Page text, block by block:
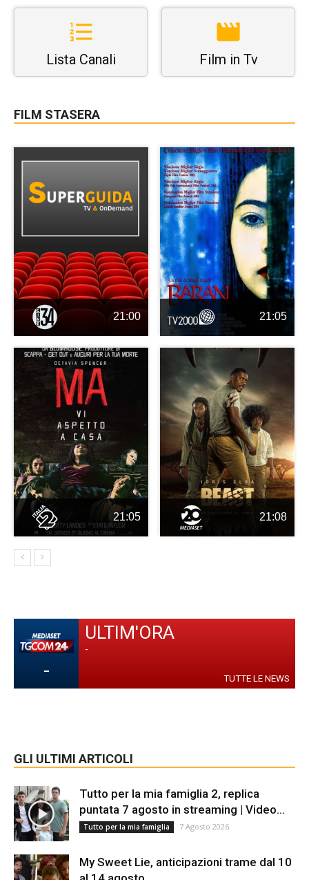
Lista Canali Film in Tv
FILM STASERA
21:00 21:05
21:05 21:08
-
ULTIM'ORA
-
TUTTE LE NEWS
GLI ULTIMI ARTICOLI
Tutto per la mia famiglia 2, replica
puntata 7 agosto in streaming | Video...
Tutto per la mia famiglia 7 Agosto 2026
My Sweet Lie, anticipazioni trame dal 10